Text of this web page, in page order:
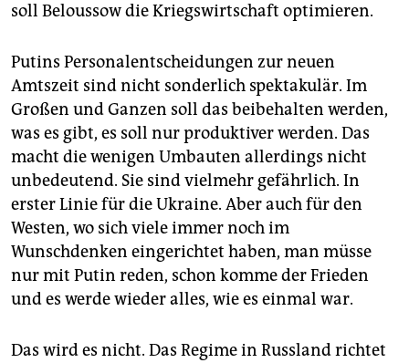
soll Beloussow die Kriegswirtschaft optimieren.
Putins ­Personalentscheidungen zur neuen
Amtszeit sind nicht sonderlich spektakulär. Im
Großen und Ganzen soll das beibehalten werden,
was es gibt, es soll nur produktiver werden. Das
macht die wenigen Umbauten allerdings nicht
unbedeutend. Sie sind vielmehr gefährlich. In
erster Linie für die Ukraine. Aber auch für den
Westen, wo sich viele immer noch im
Wunschdenken eingerichtet haben, man müsse
nur mit Putin reden, schon komme der Frieden
und es werde wieder alles, wie es einmal war.
Das wird es nicht. Das Regime in Russland richtet